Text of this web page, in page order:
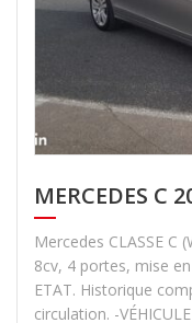
MERCEDES C
Mercedes CLASSE C
8cv, 4 portes, mise
ETAT. Historique
circulation. -VÉHICULE